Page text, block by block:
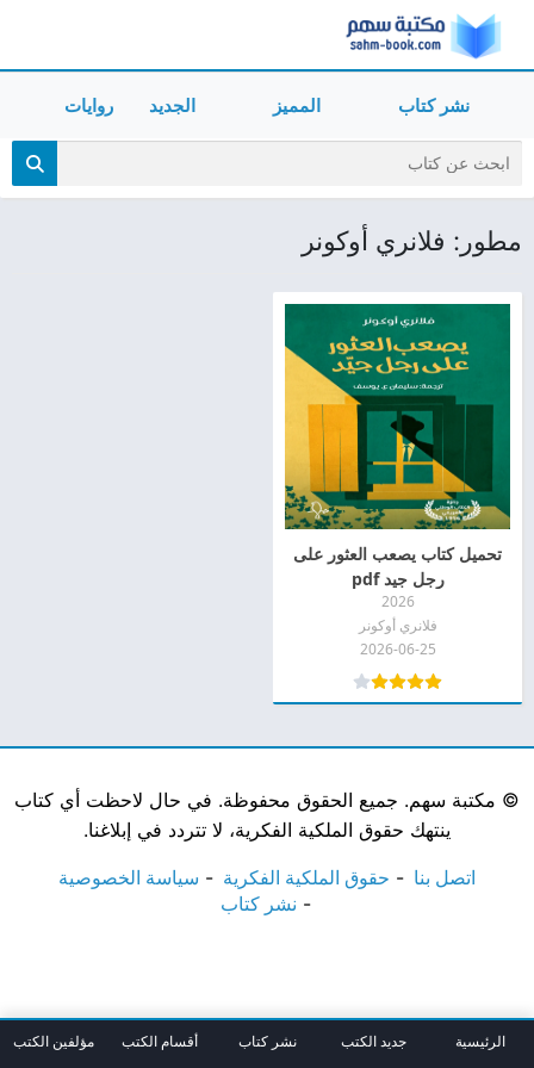
نشر كتاب المميز الجديد روايات
مطور: فلانري أوكونر
تحميل كتاب يصعب العثور على
رجل جيد pdf
2026
فلانري أوكونر
2026-06-25
© مكتبة سهم. جميع الحقوق محفوظة. في حال لاحظت أي كتاب
ينتهك حقوق الملكية الفكرية، لا تتردد في إبلاغنا.
اتصل بنا حقوق الملكية الفكرية
سياسة الخصوصية
نشر كتاب
الرئيسية جديد الكتب نشر كتاب أقسام الكتب مؤلفين الكتب